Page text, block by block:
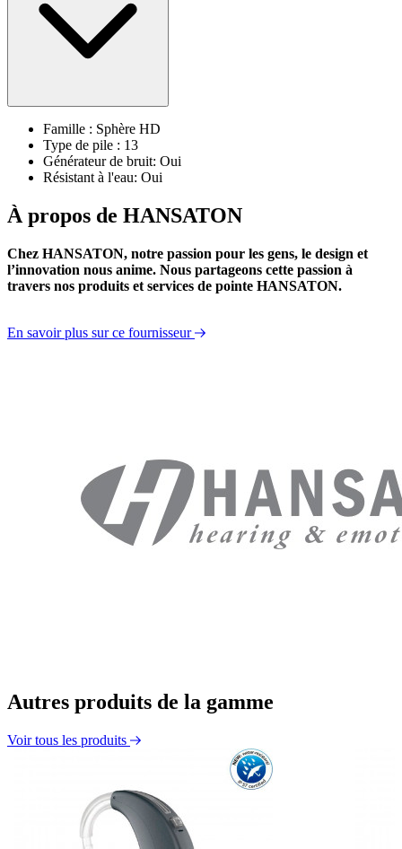
Famille : Sphère HD
Type de pile : 13
Générateur de bruit: Oui
Résistant à l'eau: Oui
À propos de HANSATON
Chez HANSATON, notre passion pour les gens, le design et
l’innovation nous anime. Nous partageons cette passion à
travers nos produits et services de pointe HANSATON.
En savoir plus sur ce fournisseur
Autres produits de la gamme
Voir tous les produits